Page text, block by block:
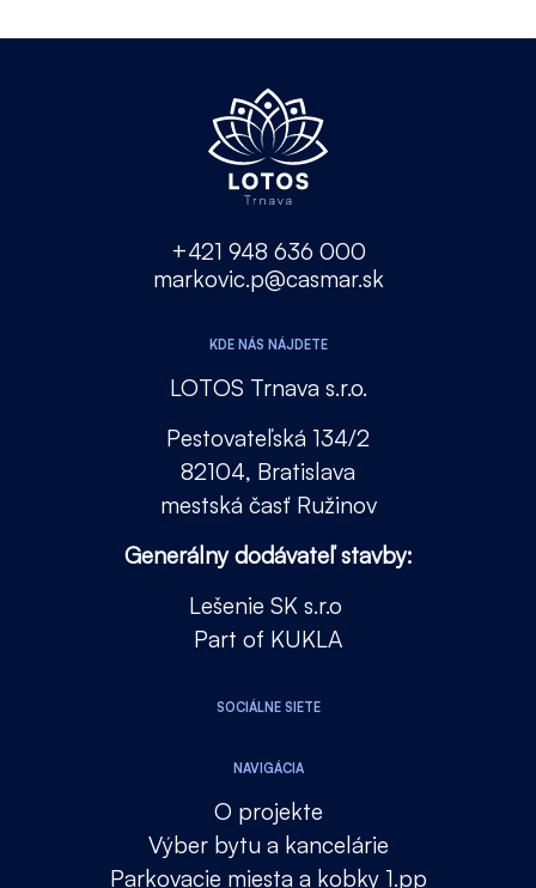
+421 948 636 000
markovic.p@casmar.sk
KDE NÁS NÁJDETE
LOTOS Trnava s.r.o.
Pestovateľská 134/2
82104, Bratislava
mestská časť Ružinov
Generálny dodávateľ stavby:
Lešenie SK s.r.o
Part of KUKLA
SOCIÁLNE SIETE
NAVIGÁCIA
O projekte
Výber bytu a kancelárie
Parkovacie miesta a kobky 1.pp